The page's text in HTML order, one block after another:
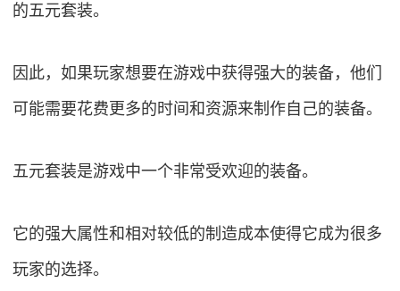
的五元套装。
因此，如果玩家想要在游戏中获得强大的装备，他们
可能需要花费更多的时间和资源来制作自己的装备。
五元套装是游戏中一个非常受欢迎的装备。
它的强大属性和相对较低的制造成本使得它成为很多
玩家的选择。